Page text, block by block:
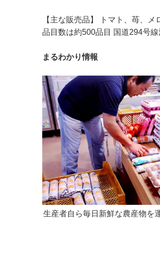
【主な販売品】 トマト、苺、
品目数は約500品目 国道294号
まるわかり情報
生産者自ら毎日新鮮な農産物を